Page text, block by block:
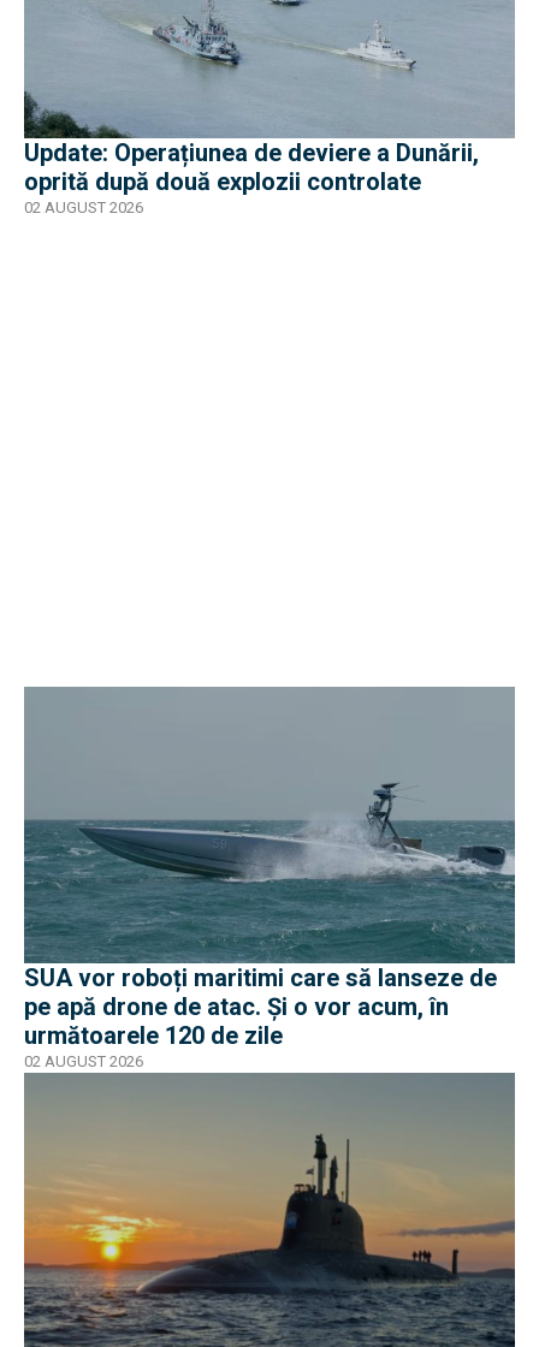
Update: Operațiunea de deviere a Dunării,
oprită după două explozii controlate
02 AUGUST 2026
SUA vor roboți maritimi care să lanseze de
pe apă drone de atac. Și o vor acum, în
următoarele 120 de zile
02 AUGUST 2026